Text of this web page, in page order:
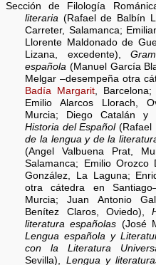
Sección de Filología
literaria (Rafael de Balbín
Carreter, Salamanca;
Llorente Maldonado de
Lizana, excedente),
española (Manuel García
Melgar –desempeña otra
Badía Margarit, Barcelona;
Emilio Alarcos Llorach,
Murcia; Diego Catalán y
Historia del Español(Rafael
de la lengua y de la
(Angel Valbuena Prat,
Salamanca; Emilio Orozco
González, La Laguna;
otra cátedra en
Murcia; Juan Antonio
Benítez Claros, Oviedo),
literatura españolas (José
Lengua española y
con la Literatura
Sevilla), Lengua y